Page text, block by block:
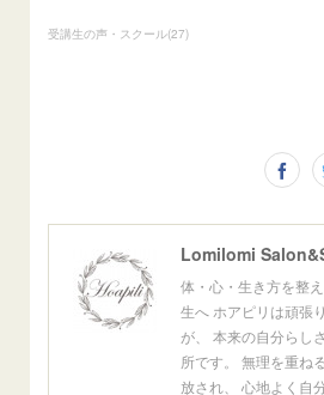
受講生の声・スクール(27)
Lomilomi
体・心・生き方を整
生へ ホアピリは頑張
が、 本来の自分らし
所です。 無理を重ね
放され、 心地よく自